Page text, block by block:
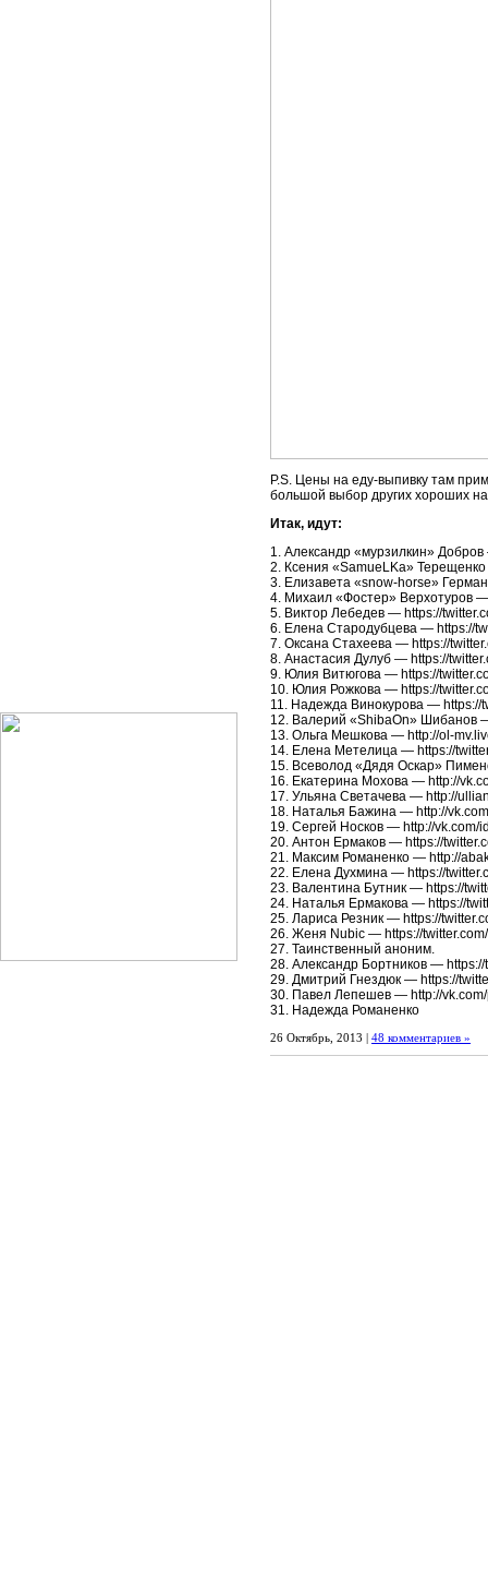
P.S. Цены на еду-выпивку там
большой выбор других хороших
Итак, идут:
1. Александр «мурзилкин»
2. Ксения «SamueLKa»
3. Елизавета «snow-horse»
4. Михаил «Фостер» Верхотуров
5. Виктор Лебедев — https://
6. Елена Стародубцева — https://
7. Оксана Стахеева — https://
8. Анастасия Дулуб — https://
9. Юлия Витюгова — https://
10. Юлия Рожкова — https://
11. Надежда Винокурова — https://
12. Валерий «ShibaOn» Шибанов
13. Ольга Мешкова — http://ol-
14. Елена Метелица — https://
15. Всеволод «Дядя Оскар»
16. Екатерина Мохова — http://
17. Ульяна Светачева — http://
18. Наталья Бажина — http://
19. Сергей Носков — http://vk.com/
20. Антон Ермаков — https://
21. Максим Романенко — http://
22. Елена Духмина — https://
23. Валентина Бутник — https://
24. Наталья Ермакова — https://
25. Лариса Резник — https://
26. Женя Nubic — https://
27. Таинственный аноним.
28. Александр Бортников — https://
29. Дмитрий Гнездюк — https://
30. Павел Лепешев — http://
31. Надежда Романенко
26 Октябрь, 2013 | 48 комментариев »